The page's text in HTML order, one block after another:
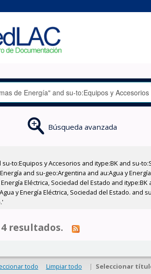
Búsqueda avanzada
to:Equipos y Accesorios and itype:BK and su-
and su-geo:Argentina and au:Agua y
Eléctrica, Sociedad del Estado and
y Energía Eléctrica, Sociedad del Estado. and
resultados.
todo Limpiar todo | Seleccionar